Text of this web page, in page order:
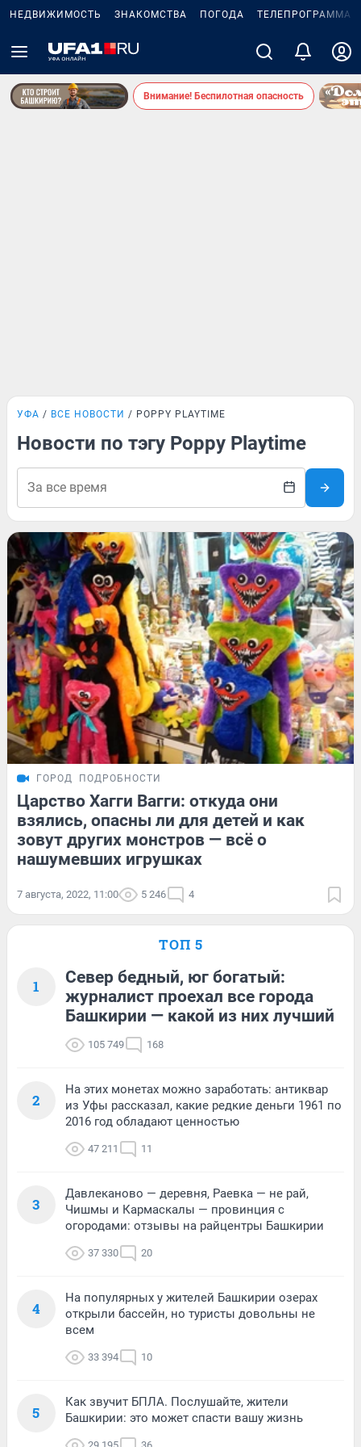
НЕДВИЖИМОСТЬ ЗНАКОМСТВА ПОГОДА ТЕЛЕПРОГРАММА
Внимание! Беспилотная опасность
УФА ВСЕ НОВОСТИ POPPY PLAYTIME
Новости по тэгу Poppy Playtime
ГОРОД ПОДРОБНОСТИ
Царство Хагги Вагги: откуда они
взялись, опасны ли для детей и как
зовут других монстров — всё о
нашумевших игрушках
7 августа, 2022, 11:00 5 246 4
ТОП 5
1
Север бедный, юг богатый:
журналист проехал все города
Башкирии — какой из них лучший
105 749 168
2
На этих монетах можно заработать: антиквар
из Уфы рассказал, какие редкие деньги 1961 по
2016 год обладают ценностью
47 211 11
3
Давлеканово — деревня, Раевка — не рай,
Чишмы и Кармаскалы — провинция с
огородами: отзывы на райцентры Башкирии
37 330 20
4
На популярных у жителей Башкирии озерах
открыли бассейн, но туристы довольны не
всем
33 394 10
5
Как звучит БПЛА. Послушайте, жители
Башкирии: это может спасти вашу жизнь